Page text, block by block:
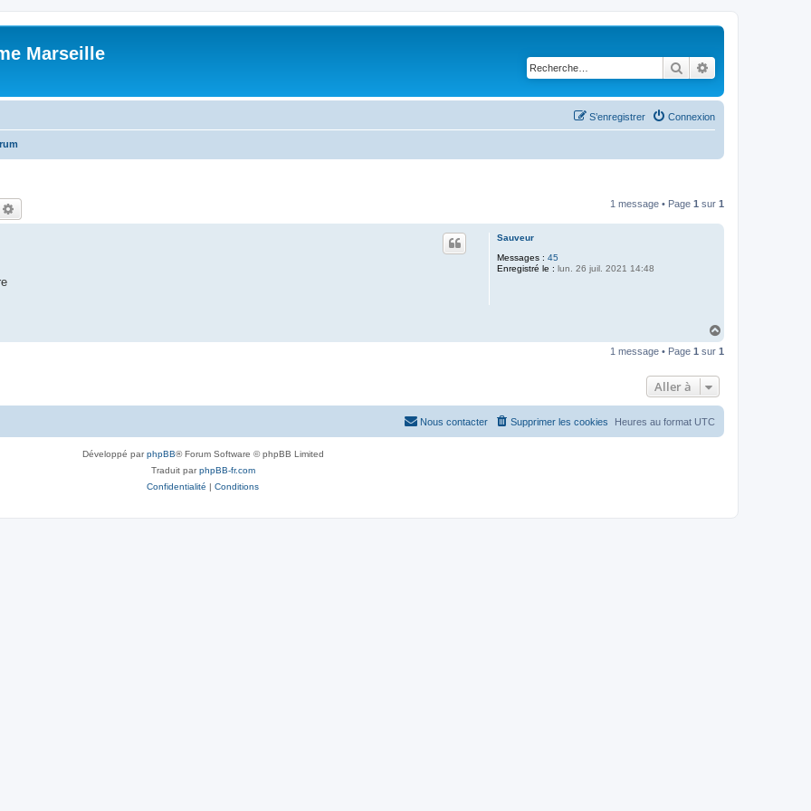
Marseille
Rechercher
Connexion
S’enregistrer
1 message • Page 1 sur 1
Sauveur
Messages : 45
Enregistré le : lun. 26 juil. 2021 14:48
u
1 message • Page 1 sur 1
Aller à
Heures au format UTC
Supprimer les cookies
Nous contacter
Développé parphpBB® Forum Software © phpBB Limited
Traduit parphpBB-fr.com
Confidentialité | Conditions